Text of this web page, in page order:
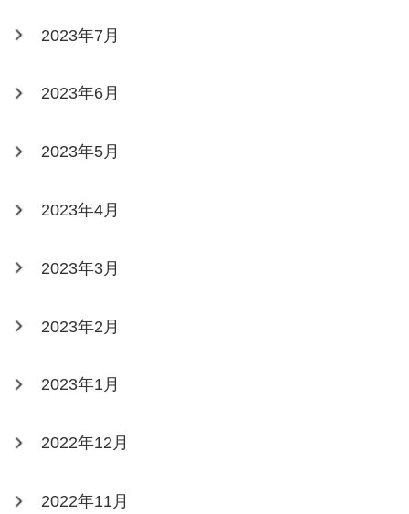
2023年7月
2023年6月
2023年5月
2023年4月
2023年3月
2023年2月
2023年1月
2022年12月
2022年11月